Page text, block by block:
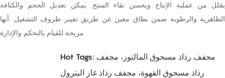
يقلل من عملية الإنتاج ويحسن نقاء المنتج. يمكن تعديل الحجم والكثافة
الظاهرية والرطوبة ضمن نطاق معين عن طريق تغيير ظروف التشغيل. أنها
Hot Tags: مجفف رذاذ مسحوق المالتوز، مجفف
رذاذ مسحوق القهوة، مجفف رذاذ غاز البترول